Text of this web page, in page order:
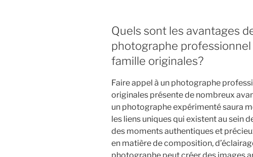
Quels sont les avantages
photographe
famille originales?
Faire appel à un photographe
originales présente de nombreux
un photographe expérimenté saura
les liens uniques qui existent au sein
des moments authentiques et
en matière de composition,